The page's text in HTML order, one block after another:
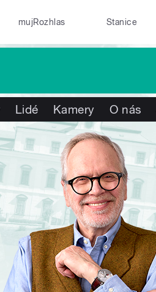
mujRozhlas Stanice
Lidé Kamery O nás